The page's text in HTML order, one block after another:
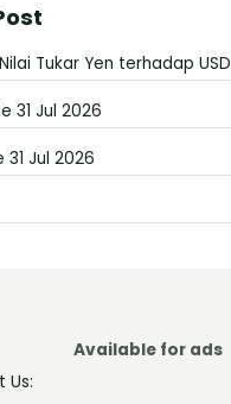
Tukar Yen terhadap USD
31 Jul 2026
31 Jul 2026
Available for ads
Us: